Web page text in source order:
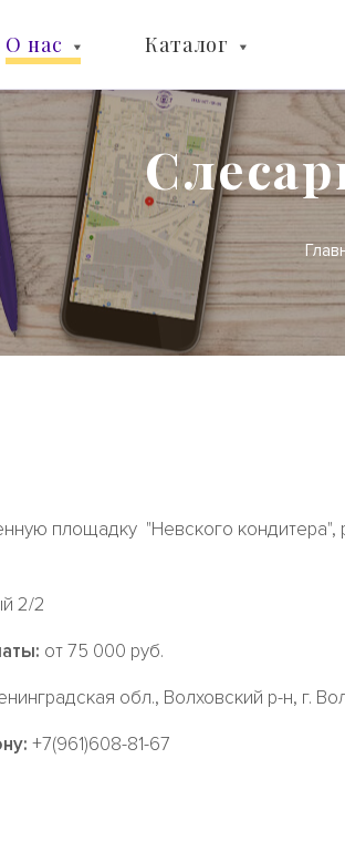
О нас Каталог
площадку "Невского
2/2
от 75 000 руб.
обл., Волховский р-н, г.
+7(961)608-81-67